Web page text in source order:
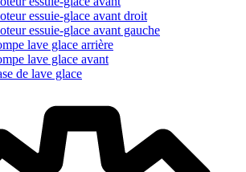
essuie-glace avant droit
essuie-glace avant gauche
lave glace arrière
lave glace avant
de lave glace